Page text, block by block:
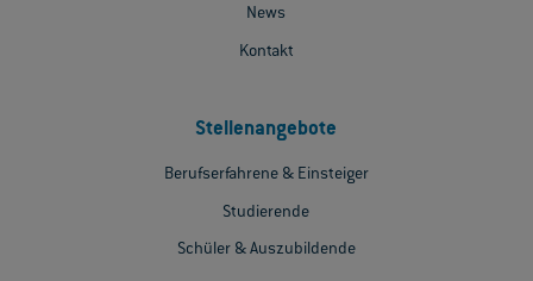
News
Kontakt
Stellenangebote
Berufserfahrene & Einsteiger
Studierende
Schüler & Auszubildende